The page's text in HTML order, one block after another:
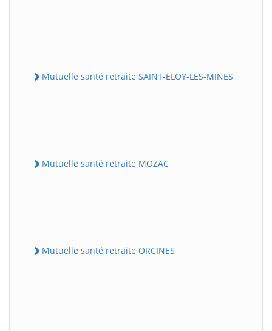
Mutuelle santé retraite SAINT-ELOY-LES-MINES
Mutuelle santé retraite MOZAC
Mutuelle santé retraite ORCINES